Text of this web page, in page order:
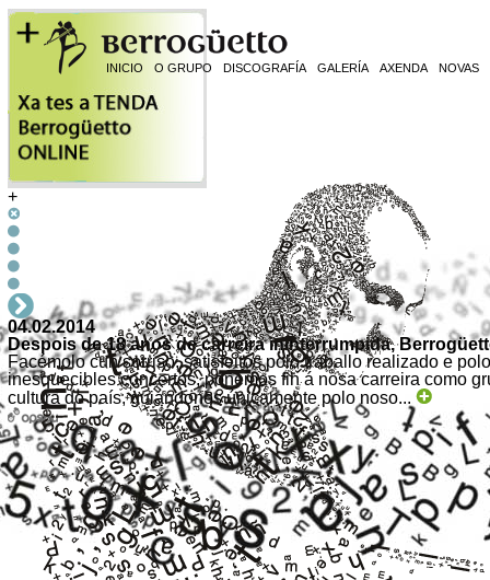
INICIO O GRUPO DISCOGRAFÍA GALERÍA AXENDA NOVAS
+
04.02.2014
Despois de 18 anos de carreira ininterrumpida,
Facémolo cun sorriso, satisfeitos polo traballo realizado e
inesquecibles concertos, poñemos fin á nosa carreira como
cultura do país, guiándonos únicamente polo noso...